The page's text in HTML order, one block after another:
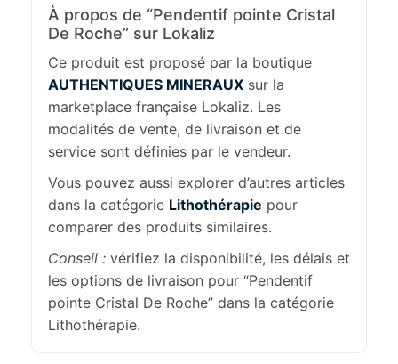
À propos de “Pendentif pointe Cristal
De Roche” sur Lokaliz
Ce produit est proposé par la boutique
AUTHENTIQUES MINERAUX sur la
marketplace française Lokaliz. Les
modalités de vente, de livraison et de
service sont définies par le vendeur.
Vous pouvez aussi explorer d’autres articles
dans la catégorie Lithothérapie pour
comparer des produits similaires.
Conseil : vérifiez la disponibilité, les délais et
les options de livraison pour “Pendentif
pointe Cristal De Roche” dans la catégorie
Lithothérapie.